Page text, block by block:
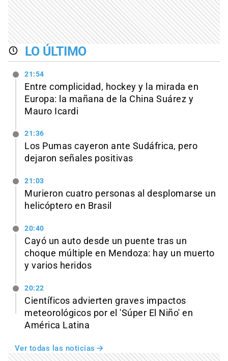
LO ÚLTIMO
21:54
Entre complicidad, hockey y la mirada en
Europa: la mañana de la China Suárez y
Mauro Icardi
21:36
Los Pumas cayeron ante Sudáfrica, pero
dejaron señales positivas
21:03
Murieron cuatro personas al desplomarse un
helicóptero en Brasil
20:40
Cayó un auto desde un puente tras un
choque múltiple en Mendoza: hay un muerto
y varios heridos
20:22
Científicos advierten graves impactos
meteorológicos por el 'Súper El Niño' en
América Latina
Ver todas las noticias